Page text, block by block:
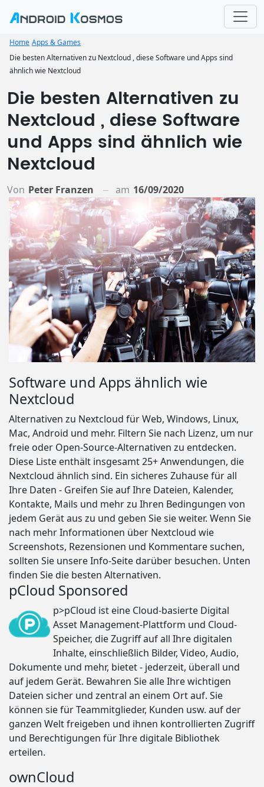
Home Apps & Games
Die besten Alternativen zu Nextcloud , diese Software und Apps sind
ähnlich wie Nextcloud
Die besten Alternativen zu
Nextcloud , diese Software
und Apps sind ähnlich wie
Nextcloud
Von Peter Franzen am 16/09/2020
Software und Apps ähnlich wie
Nextcloud
Alternativen zu Nextcloud für Web, Windows, Linux,
Mac, Android und mehr. Filtern Sie nach Lizenz, um nur
freie oder Open-Source-Alternativen zu entdecken.
Diese Liste enthält insgesamt 25+ Anwendungen, die
Nextcloud ähnlich sind. Ein sicheres Zuhause für all
Ihre Daten - Greifen Sie auf Ihre Dateien, Kalender,
Kontakte, Mails und mehr zu Ihren Bedingungen von
jedem Gerät aus zu und geben Sie sie weiter. Wenn Sie
nach mehr Informationen über Nextcloud wie
Screenshots, Rezensionen und Kommentare suchen,
sollten Sie unsere Info-Seite darüber besuchen. Unten
finden Sie die besten Alternativen.
pCloud Sponsored
p>pCloud ist eine Cloud-basierte Digital
Asset Management-Plattform und Cloud-
Speicher, die Zugriff auf all Ihre digitalen
Inhalte, einschließlich Bilder, Video, Audio,
Dokumente und mehr, bietet - jederzeit, überall und
auf jedem Gerät. Bewahren Sie alle Ihre wichtigen
Dateien sicher und zentral an einem Ort auf. Sie
können sie für Teammitglieder, Kunden usw. auf der
ganzen Welt freigeben und ihnen kontrollierten Zugriff
und Berechtigungen für Ihre digitale Bibliothek
erteilen.
ownCloud